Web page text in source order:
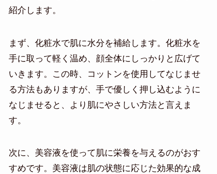
紹介します。
まず、化粧水で肌に水分を補給します。化粧水を
手に取って軽く温め、顔全体にしっかりと広げて
いきます。この時、コットンを使用してなじませ
る方法もありますが、手で優しく押し込むように
なじませると、より肌にやさしい方法と言えま
す。
次に、美容液を使って肌に栄養を与えるのがおす
すめです。美容液は肌の状態に応じた効果的な成